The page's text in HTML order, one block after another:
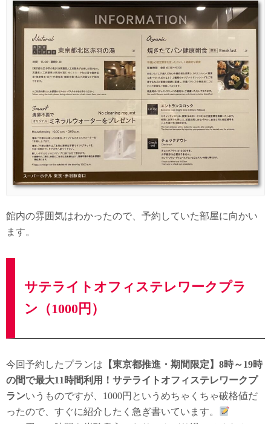
館内の雰囲気はわかったので、予約していた部屋に向かい
ます。
サテライトオフィステレワークプラ
ン（1000円）
今回予約したプランは 【東京都推進・期間限定】8時～19時
の間で最大11時間利用！サテライトオフィステレワークプ
ランいうものですが、1000円というめちゃくちゃ破格値だ
ったので、すぐに紹介したく急ぎ書いています。